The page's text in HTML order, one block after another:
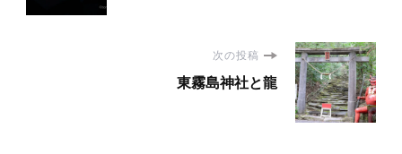
次の投稿
東霧島神社と龍